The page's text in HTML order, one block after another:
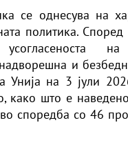
се однесува на
политика. Според
усогласеноста
и
Унија на 3 јули
како што е
споредба со 46